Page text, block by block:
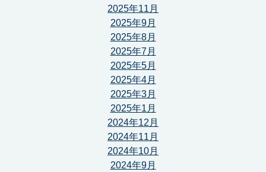
2025年11月
2025年9月
2025年8月
2025年7月
2025年5月
2025年4月
2025年3月
2025年1月
2024年12月
2024年11月
2024年10月
2024年9月